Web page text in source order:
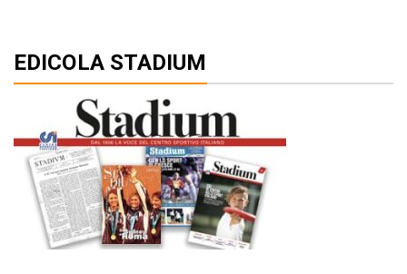
EDICOLA STADIUM